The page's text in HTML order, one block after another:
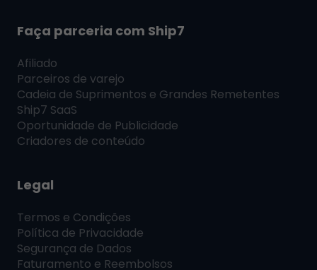
Faça parceria com Ship7
Afiliado
Parceiros de varejo
Cadeia de Suprimentos e Grandes Remetentes
Ship7 SaaS
Oportunidade de Publicidade
Criadores de conteúdo
Legal
Termos e Condições
Política de Privacidade
Segurança de Dados
Faturamento e Reembolsos